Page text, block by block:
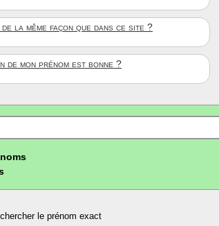
la même façon que dans ce site ?
mon prénom est bonne ?
le prénom exact